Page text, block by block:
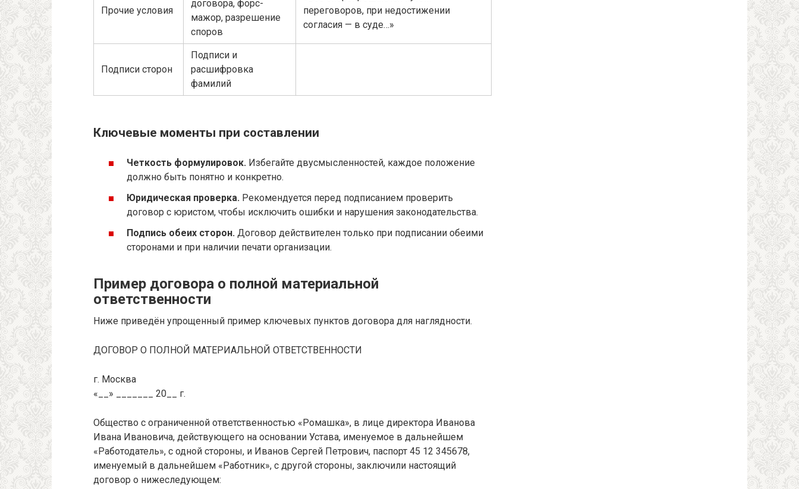
Прочие условия
договора, форс-
мажор, разрешение
споров
переговоров, при недостижении
согласия — в суде…»
Подписи сторон
Подписи и
расшифровка
фамилий
Ключевые моменты при составлении
Четкость формулировок. Избегайте двусмысленностей, каждое положение
должно быть понятно и конкретно.
Юридическая проверка. Рекомендуется перед подписанием проверить
договор с юристом, чтобы исключить ошибки и нарушения законодательства.
Подпись обеих сторон. Договор действителен только при подписании обеими
сторонами и при наличии печати организации.
Пример договора о полной материальной
ответственности
Ниже приведён упрощенный пример ключевых пунктов договора для наглядности.
ДОГОВОР О ПОЛНОЙ МАТЕРИАЛЬНОЙ ОТВЕТСТВЕННОСТИ
г. Москва
«__» _______ 20__ г.
Общество с ограниченной ответственностью «Ромашка», в лице директора Иванова
Ивана Ивановича, действующего на основании Устава, именуемое в дальнейшем
«Работодатель», с одной стороны, и Иванов Сергей Петрович, паспорт 45 12 345678,
именуемый в дальнейшем «Работник», с другой стороны, заключили настоящий
договор о нижеследующем: